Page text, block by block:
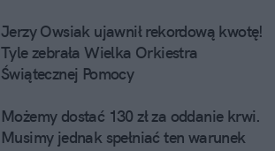
Jerzy Owsiak ujawnił rekordową kwotę!
Tyle zebrała Wielka Orkiestra
Świątecznej Pomocy
Możemy dostać 130 zł za oddanie krwi.
Musimy jednak spełniać ten warunek